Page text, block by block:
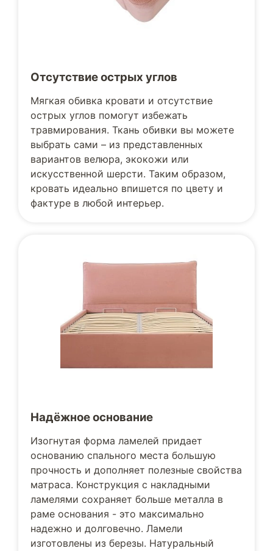
Отсутствие острых углов
Мягкая обивка кровати и отсутствие
острых углов помогут избежать
травмирования. Ткань обивки вы можете
выбрать сами – из представленных
вариантов велюра, экокожи или
искусственной шерсти. Таким образом,
кровать идеально впишется по цвету и
фактуре в любой интерьер.
Надёжное основание
Изогнутая форма ламелей придает
основанию спального места большую
прочность и дополняет полезные свойства
матраса. Конструкция с накладными
ламелями сохраняет больше металла в
раме основания - это максимально
надежно и долговечно. Ламели
изготовлены из березы. Натуральный